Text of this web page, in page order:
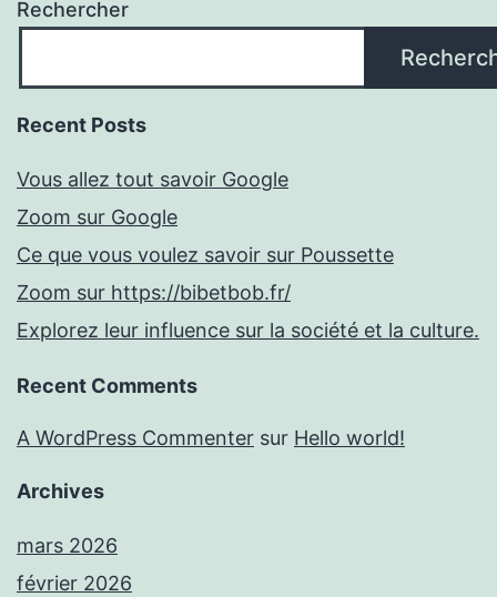
Rechercher
Recent Posts
Vous allez tout savoir Google
Zoom sur Google
Ce que vous voulez savoir sur Poussette
Zoom sur https://bibetbob.fr/
Explorez leur influence sur la société et la culture.
Recent Comments
A WordPress Commenter sur Hello world!
Archives
mars 2026
février 2026